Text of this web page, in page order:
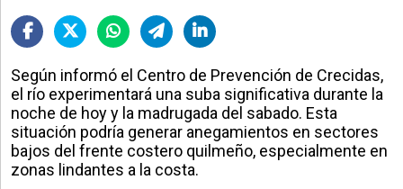
Según informó el Centro de Prevención de Crecidas,
el río experimentará una suba significativa durante la
noche de hoy y la madrugada del sabado. Esta
situación podría generar anegamientos en sectores
bajos del frente costero quilmeño, especialmente en
zonas lindantes a la costa.